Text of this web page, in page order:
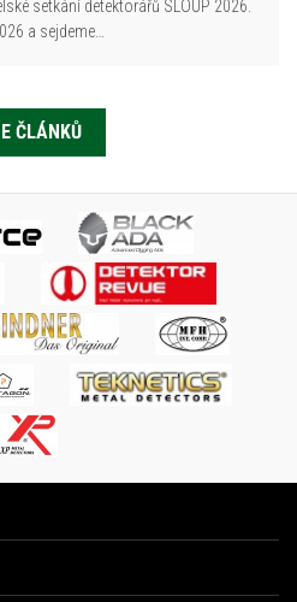
setkání detektorářů SLOUP 2026.
a sejdeme…
ČLÁNKŮ